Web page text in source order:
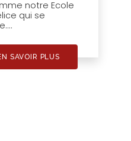
notre Ecole
qui se
SAVOIR PLUS